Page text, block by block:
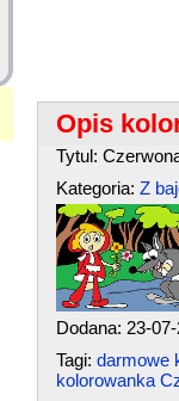
Opis
Tytul:
Kategoria: Z
Dodana: 23-
Tagi: darmowe
kolorowanka